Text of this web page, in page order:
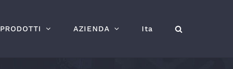
PRODOTTI AZIENDA Ita